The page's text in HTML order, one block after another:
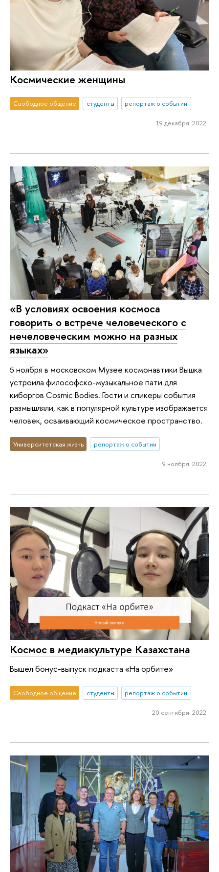
Космические женщины
Свободное общение студенты репортаж о событии
19 декабря 2022
«В условиях освоения космоса
говорить о встрече человеческого с
нечеловеческим можно на разных
языках»
5 ноября в московском Музее космонавтики Вышка
устроила философско-музыкальное пати для
киборгов Cosmic Bodies. Гости и спикеры события
размышляли, как в популярной культуре изображается
человек, осваивающий космическое пространство.
Университетская жизнь репортаж о событии
9 ноября 2022
Космос в медиакультуре Казахстана
Вышел бонус-выпуск подкаста «На орбите»
Свободное общение студенты репортаж о событии
20 сентября 2022